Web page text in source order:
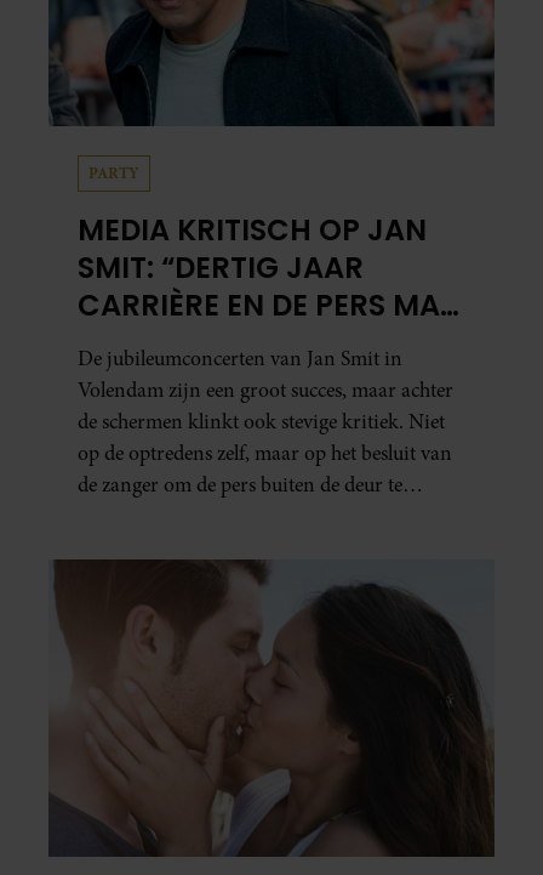
PARTY
MEDIA KRITISCH OP JAN
SMIT: “DERTIG JAAR
CARRIÈRE EN DE PERS MAG
NIET NAAR BINNEN”
De jubileumconcerten van Jan Smit in
Volendam zijn een groot succes, maar achter
de schermen klinkt ook stevige kritiek. Niet
op de optredens zelf, maar op het besluit van
de zanger om de pers buiten de deur te
entertainmentjournalisten hun teleurstelling.
Volgens hen is Jan Smit de afgelopen jaren
steeds moeilijker bereikbaar geworden en
gunt hij de media nauwelijks nog interviews.